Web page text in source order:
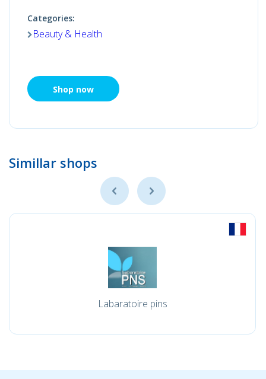
Categories:
Beauty & Health
Shop now
Simillar shops
Labaratoire pins